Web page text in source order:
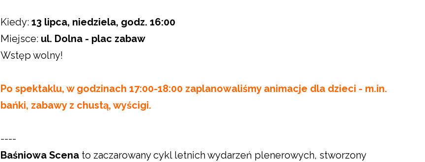
Kiedy:13 lipca, niedziela, godz. 16:00
Miejsce: ul. Dolna - plac zabaw
Wstęp wolny!
Po spektaklu, w godzinach 17:00-18:00 zaplanowaliśmy animacje dla dzieci - m.in.
bańki, zabawy z chustą, wyścigi.
----
Baśniowa Scena to zaczarowany cykl letnich wydarzeń plenerowych, stworzony